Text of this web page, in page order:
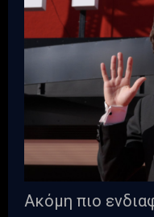
Ακόμη πιο